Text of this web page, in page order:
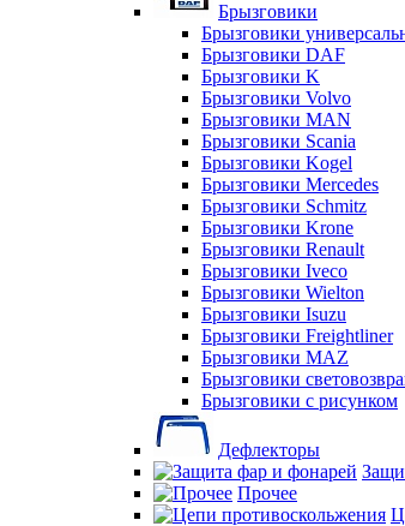
Брызговики
Брызговики
Брызговики DAF
Брызговики K
Брызговики Volvo
Брызговики MAN
Брызговики Scania
Брызговики Kogel
Брызговики Mercedes
Брызговики Schmitz
Брызговики Krone
Брызговики Renault
Брызговики Iveco
Брызговики Wielton
Брызговики Isuzu
Брызговики Freightliner
Брызговики MAZ
Брызговики
Брызговики с рисунком
Дефлекторы
Прочее